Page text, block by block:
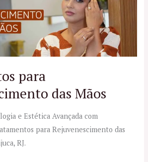
para
das Mãos
e Estética Avançada com
para Rejuvenescimento das
RJ.